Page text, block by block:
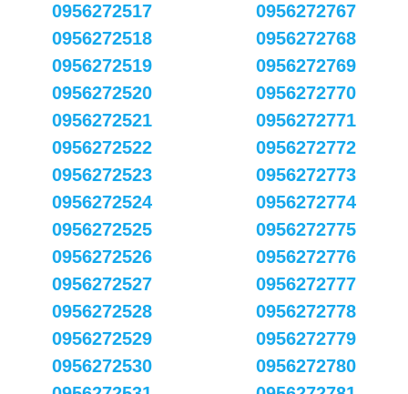
0956272517
0956272518
0956272519
0956272520
0956272521
0956272522
0956272523
0956272524
0956272525
0956272526
0956272527
0956272528
0956272529
0956272530
0956272767
0956272768
0956272769
0956272770
0956272771
0956272772
0956272773
0956272774
0956272775
0956272776
0956272777
0956272778
0956272779
0956272780